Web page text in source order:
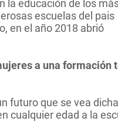
la educación de los
escuelas del pais
en el año 2018 abrió
a una formación
futuro que se vea
cualquier edad a la